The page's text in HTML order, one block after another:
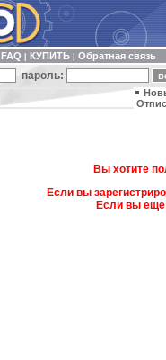
FAQ КУПИТЬ Обратная связь
пароль:
Вы хотите
Если вы
Если вы еще